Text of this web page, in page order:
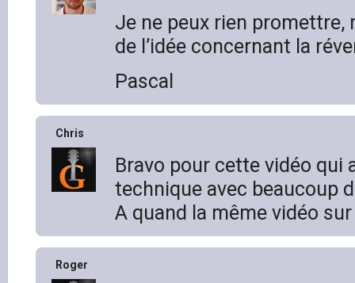
Je ne peux rien promettre,
de l’idée concernant la
Pascal
Chris
Bravo pour cette vidéo qui
technique avec beaucoup
A quand la même vidéo
Roger